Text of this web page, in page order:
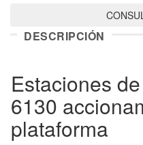
DESCRIPCIÓN
Estaciones
6130
plataforma